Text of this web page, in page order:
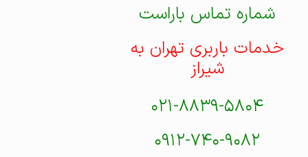
شماره تماس باراست
خدمات باربری تهران به
شیراز
۰۲۱-۸۸۳۹-۵۸۰۴
۰۹۱۲-۷۴۰-۹۰۸۲